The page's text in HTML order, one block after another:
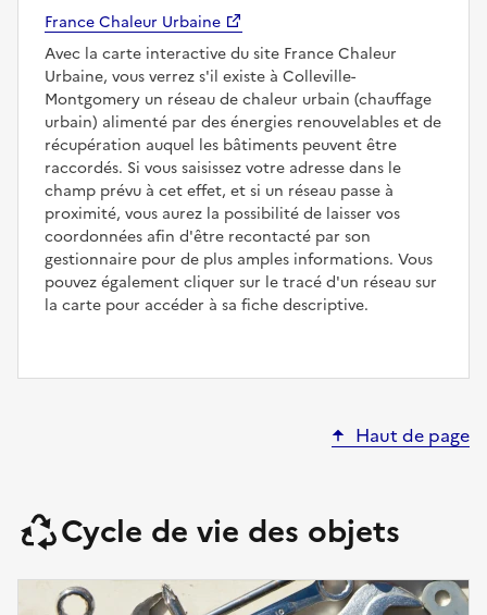
France Chaleur Urbaine
Avec la carte interactive du site France Chaleur
Urbaine, vous verrez s'il existe à Colleville-
Montgomery un réseau de chaleur urbain (chauffage
urbain) alimenté par des énergies renouvelables et de
récupération auquel les bâtiments peuvent être
raccordés. Si vous saisissez votre adresse dans le
champ prévu à cet effet, et si un réseau passe à
proximité, vous aurez la possibilité de laisser vos
coordonnées afin d'être recontacté par son
gestionnaire pour de plus amples informations. Vous
pouvez également cliquer sur le tracé d'un réseau sur
la carte pour accéder à sa fiche descriptive.
Haut de page
Cycle de vie des objets